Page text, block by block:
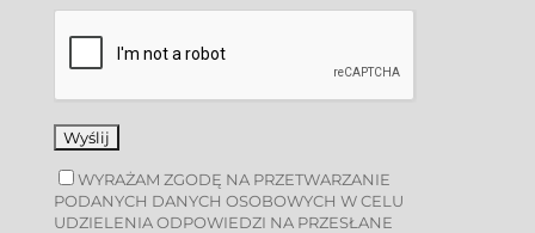
WYRAŻAM ZGODĘ NA PRZETWARZANIE
PODANYCH DANYCH OSOBOWYCH W CELU
UDZIELENIA ODPOWIEDZI NA PRZESŁANE